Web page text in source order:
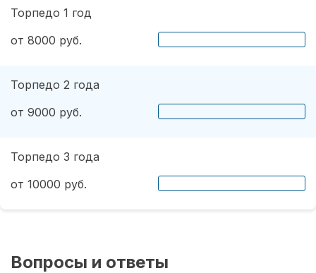
Торпедо 1 год
от 8000 руб.
Торпедо 2 года
от 9000 руб.
Торпедо 3 года
от 10000 руб.
Вопросы и ответы